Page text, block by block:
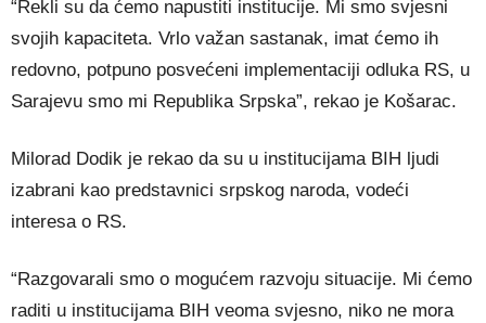
“Rekli su da ćemo napustiti institucije. Mi smo svjesni
svojih kapaciteta. Vrlo važan sastanak, imat ćemo ih
redovno, potpuno posvećeni implementaciji odluka RS, u
Sarajevu smo mi Republika Srpska”, rekao je Košarac.
Milorad Dodik je rekao da su u institucijama BIH ljudi
izabrani kao predstavnici srpskog naroda, vodeći
interesa o RS.
“Razgovarali smo o mogućem razvoju situacije. Mi ćemo
raditi u institucijama BIH veoma svjesno, niko ne mora